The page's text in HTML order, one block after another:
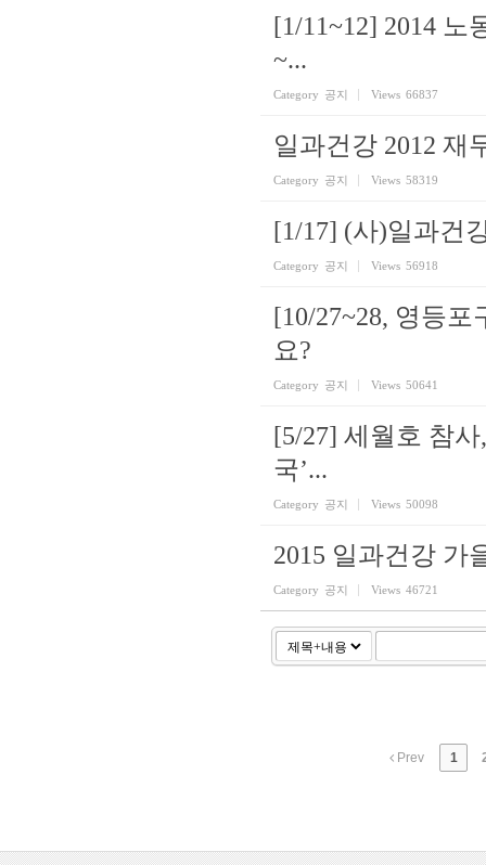
[1/11~12] 2014 노
~...
Category 공지 Views 66837
일과건강 2012 재
Category 공지 Views 58319
[1/17] (사)일과건
Category 공지 Views 56918
[10/27~28, 영등
요?
Category 공지 Views 50641
[5/27] 세월호 참
국’...
Category 공지 Views 50098
2015 일과건강 가
Category 공지 Views 46721
Prev 1